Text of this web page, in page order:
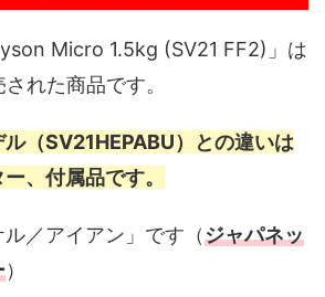
Micro 1.5kg (SV21 FF2)」は
れた商品です。
（SV21HEPABU）との違いは
、付属品です。
／アイアン」です（ジャパネッ
）